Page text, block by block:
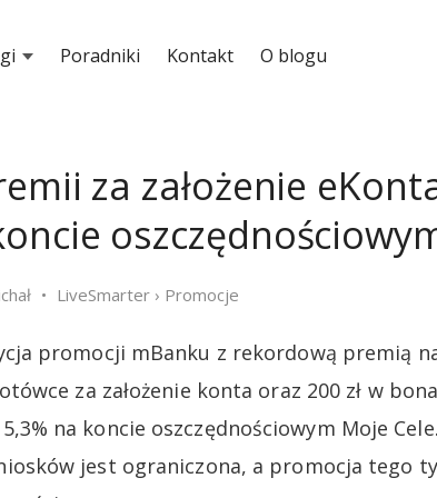
Poradniki Kontakt O blogu
za założenie
LiveSmarter › Promocje
promocji mBanku z rekordową premią
za założenie konta oraz 200 zł w
na koncie oszczędnościowym Moje
jest ograniczona, a promocja tego